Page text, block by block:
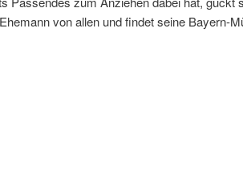
von allen und findet seine Bayern-